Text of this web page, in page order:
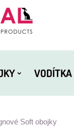
VODÍTKA
Soft obojky